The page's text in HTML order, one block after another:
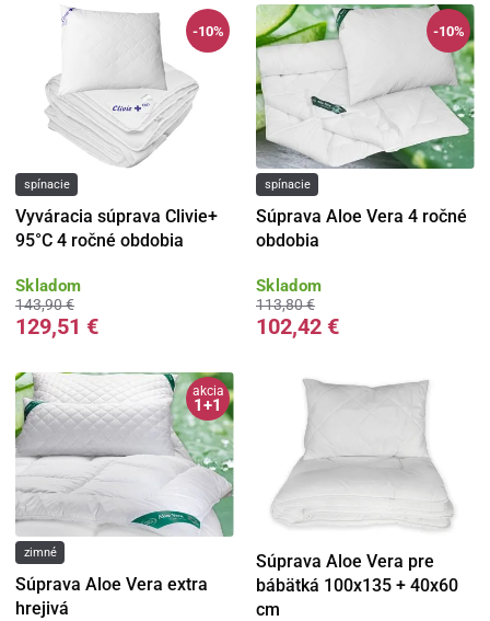
-10%
spínacie
Vyváracia súprava Clivie+
95°C 4 ročné obdobia
Skladom
143,90 €
129,51 €
-10%
spínacie
Súprava Aloe Vera 4 ročné
obdobia
Skladom
113,80 €
102,42 €
akcia
1+1
zimné
Súprava Aloe Vera extra
hrejivá
Súprava Aloe Vera pre
bábätká 100x135 + 40x60
cm